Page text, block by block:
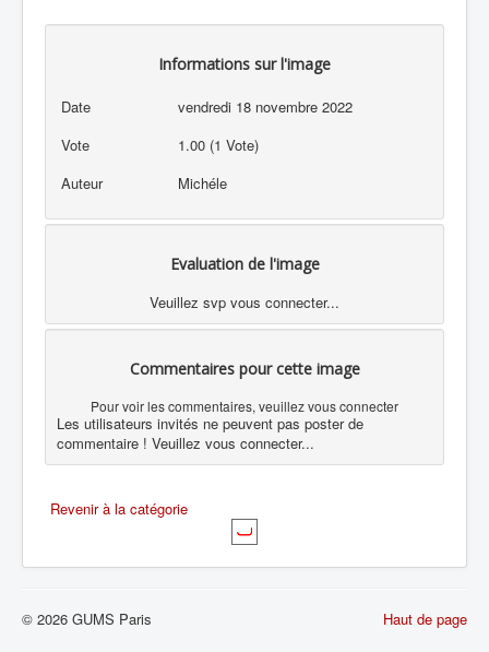
Informations sur l'image
Date
vendredi 18 novembre 2022
Vote
1.00 (1 Vote)
Auteur
Michéle
Evaluation de l'image
Veuillez svp vous connecter...
Commentaires pour cette image
Pour voir les commentaires, veuillez vous connecter
Les utilisateurs invités ne peuvent pas poster de
commentaire ! Veuillez vous connecter...
Revenir à la catégorie
Haut de page
© 2026 GUMS Paris